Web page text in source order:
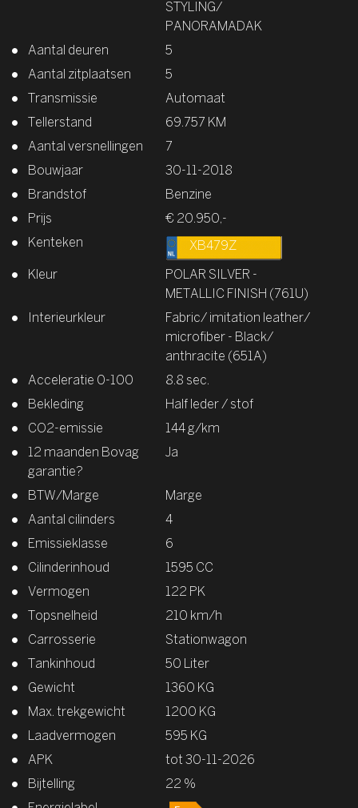
STYLING/
PANORAMADAK
Aantal deuren
5
Aantal zitplaatsen
5
Transmissie
Automaat
Tellerstand
69.757 KM
Aantal versnellingen
7
Bouwjaar
30-11-2018
Brandstof
Benzine
Prijs
€ 20.950,-
Kenteken
XB479Z
Kleur
POLAR SILVER -
METALLIC FINISH (761U)
Interieurkleur
Fabric/ imitation leather/
microfiber - Black/
anthracite (651A)
Acceleratie 0-100
8.8 sec.
Bekleding
Half leder / stof
CO2-emissie
144 g/km
12 maanden Bovag
garantie?
Ja
BTW/Marge
Marge
Aantal cilinders
4
Emissieklasse
6
Cilinderinhoud
1595 CC
Vermogen
122 PK
Topsnelheid
210 km/h
Carrosserie
Stationwagon
Tankinhoud
50 Liter
Gewicht
1360 KG
Max. trekgewicht
1200 KG
Laadvermogen
595 KG
APK
tot 30-11-2026
Bijtelling
22 %